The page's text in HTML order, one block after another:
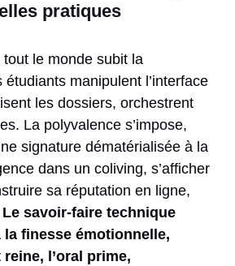
pratiques
le monde subit la
manipulent l’interface
les dossiers, orchestrent
La polyvalence s’impose,
signature dématérialisée à la
dans un coliving, s’afficher
sa réputation en ligne,
Le savoir-faire technique
la finesse émotionnelle,
reine, l’oral prime,